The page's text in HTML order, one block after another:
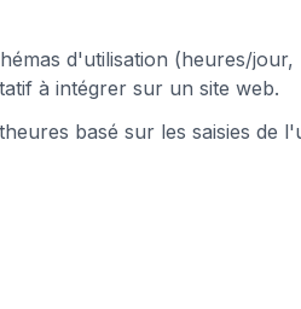
d'utilisation (heures/jour,
à intégrer sur un site web.
basé sur les saisies de